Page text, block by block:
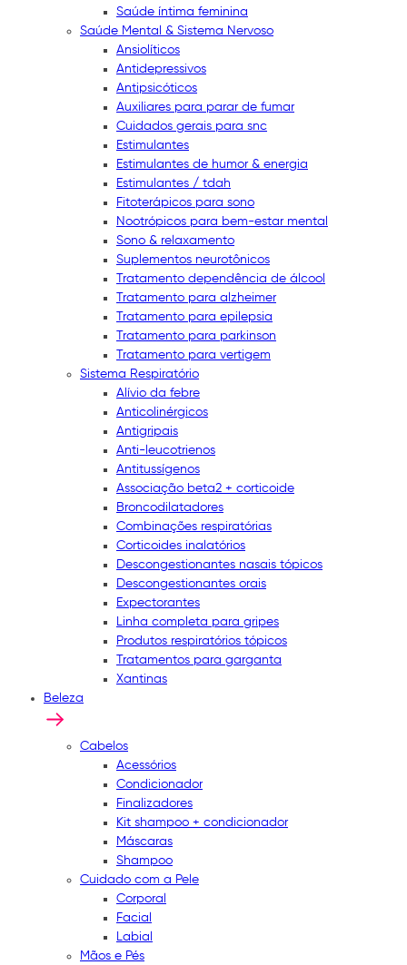
Saúde íntima feminina
Saúde Mental & Sistema Nervoso
Ansiolíticos
Antidepressivos
Antipsicóticos
Auxiliares para parar de fumar
Cuidados gerais para snc
Estimulantes
Estimulantes de humor & energia
Estimulantes / tdah
Fitoterápicos para sono
Nootrópicos para bem-estar mental
Sono & relaxamento
Suplementos neurotônicos
Tratamento dependência de álcool
Tratamento para alzheimer
Tratamento para epilepsia
Tratamento para parkinson
Tratamento para vertigem
Sistema Respiratório
Alívio da febre
Anticolinérgicos
Antigripais
Anti-leucotrienos
Antitussígenos
Associação beta2 + corticoide
Broncodilatadores
Combinações respiratórias
Corticoides inalatórios
Descongestionantes nasais tópicos
Descongestionantes orais
Expectorantes
Linha completa para gripes
Produtos respiratórios tópicos
Tratamentos para garganta
Xantinas
Beleza
Cabelos
Acessórios
Condicionador
Finalizadores
Kit shampoo + condicionador
Máscaras
Shampoo
Cuidado com a Pele
Corporal
Facial
Labial
Mãos e Pés